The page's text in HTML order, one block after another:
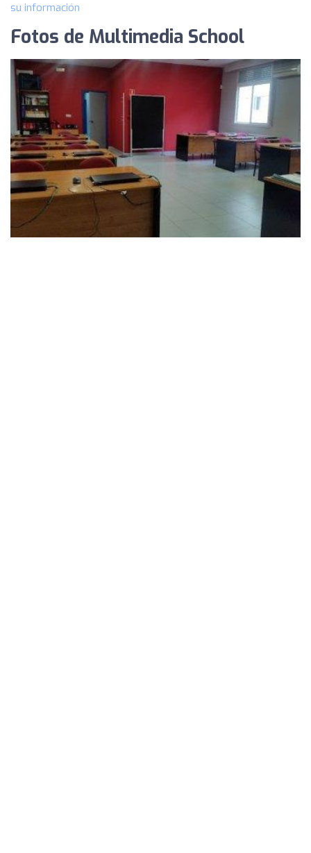
su información
Fotos de Multimedia School